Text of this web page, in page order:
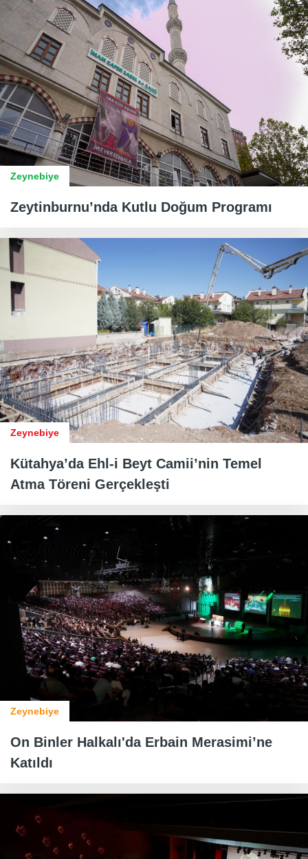
Zeynebiye
Zeytinburnu’nda Kutlu Doğum Programı
Zeynebiye
Kütahya’da Ehl-i Beyt Camii’nin Temel
Atma Töreni Gerçekleşti
Zeynebiye
On Binler Halkalı'da Erbain Merasimi’ne
Katıldı